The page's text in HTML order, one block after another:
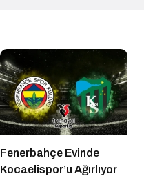
Fenerbahçe Evinde
Kocaelispor’u Ağırlıyor